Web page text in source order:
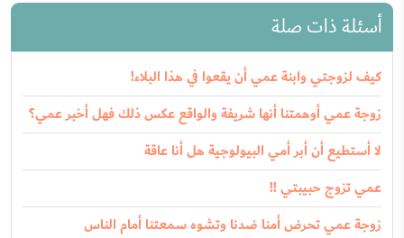
أسئلة ذات صلة
كيف لزوجتي وابنة عمي أن يقعوا في هذا البلاء!
زوجة عمي أوهمتنا أنها شريفة والواقع عكس ذلك فهل أخبر عمي؟
لا أستطيع أن أبر أمي البيولوجية هل أنا عاقة
عمي تزوج حبيبتي !!
زوجة عمي تحرض أمنا ضدنا وتشوه سمعتنا أمام الناس